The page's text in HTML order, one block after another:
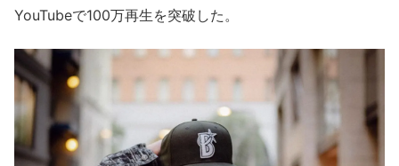
YouTubeで100万再生を突破した。